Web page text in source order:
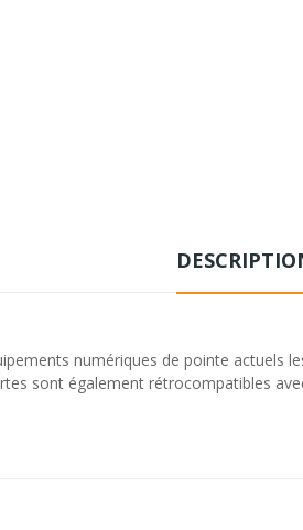
numériques de pointe actuels
sont également rétrocompatibles